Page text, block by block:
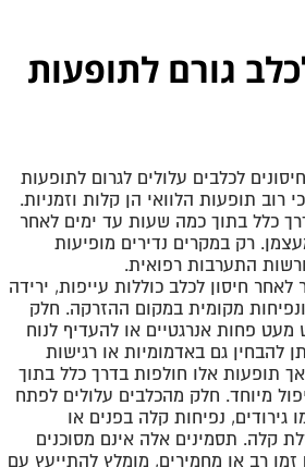
גורם לתופעות
לכלבים עלולים לגרום לתופעות
רוב תופעות הלוואי הן קלות וזמניות.
כלל בתוך כמה שעות עד ימים לאחר
רק במקרים נדירים מופיעות
התערבות רפואית.
חיסון לכלב כוללות עייפות, ירידה
מקומית במקום ההזרקה. חלק
מעט פחות אנרגטיים או להעדיף לנוח
להבחין גם באדמומיות או רגישות
אך תופעות אלו חולפות בדרך כלל בתוך
מיוחד. חלק מהכלבים עלולים לפתח
גירודים, נפיחות קלה בפנים או
קלה. תסמינים אלה אינם מסוכנים
רב או מחמירים, מומלץ להתייעץ עם